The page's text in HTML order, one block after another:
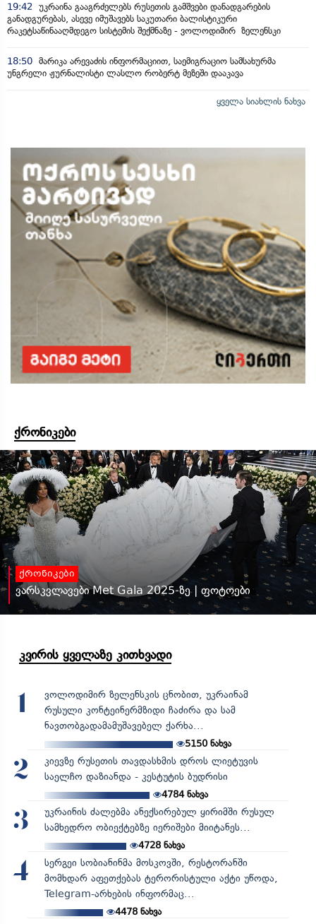
19:42
უკრაინა გააგრძელებს რუსეთის გამშვები დანადგარების
განადგურებას, ასევე იმუშავებს საკუთარი ბალისტიკური
რაკეტსაწინააღმდეგო სისტემის შექმნაზე - ვოლოდიმირ ზელენსკი
18:50 მარიკა არევაძის ინფორმაციით, საემიგრაციო სამსახურმა
უნგრელი ჟურნალისტი ლასლო რობერტ მეზეში დააკავა
ყველა სიახლის ნახვა
ქრონიკები
ქრონიკები
ვარსკვლავები Met Gala 2025-ზე | ფოტოები
კვირის ყველაზე კითხვადი
1
ვოლოდიმირ ზელენსკის ცნობით, უკრაინამ
რუსული კონტეინერმზიდი ჩაძირა და სამ
ნავთობგადამამუშავებელ ქარხა...
5150ნახვა
2
კიევზე რუსეთის თავდასხმის დროს ლიეტუვის
საელჩო დაზიანდა - კესტუტის ბუდრისი
4784ნახვა
3
უკრაინის ძალებმა ანექსირებულ ყირიმში რუსულ
სამხედრო ობიექტებზე იერიშები მიიტანეს...
4728ნახვა
4
სერგეი სობიანინმა მოსკოვში, რესტორანში
მომხდარ აფეთქებას ტერორისტული აქტი უწოდა,
Telegram-არხების ინფორმაც...
4478ნახვა